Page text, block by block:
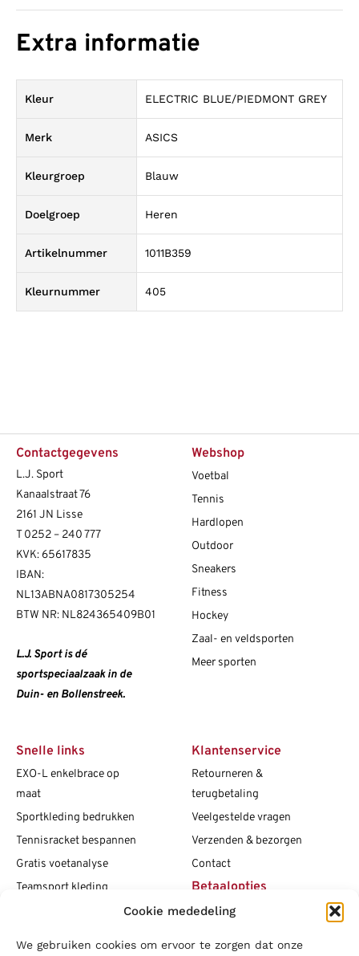
Cookie mededeling
We gebruiken cookies om ervoor te zorgen dat onze
Extra informatie
Kleur ELECTRIC BLUE/PIEDMONT GREY
Merk ASICS
Kleurgroep Blauw
Doelgroep Heren
Artikelnummer 1011B359
Kleurnummer 405
Contactgegevens
L.J. Sport
Kanaalstraat 76
2161 JN Lisse
T 0252 – 240 777
KVK: 65617835
IBAN:
NL13ABNA0817305254
BTW NR: NL824365409B01
L.J. Sport is dé
sportspeciaalzaak in de
Duin- en Bollenstreek.
Webshop
Voetbal
Tennis
Hardlopen
Outdoor
Sneakers
Fitness
Hockey
Zaal- en veldsporten
Meer sporten
Snelle links
EXO-L enkelbrace op
maat
Sportkleding bedrukken
Tennisracket bespannen
Gratis voetanalyse
Teamsport kleding
Klantenservice
Retourneren &
terugbetaling
Veelgestelde vragen
Verzenden & bezorgen
Contact
Betaalopties